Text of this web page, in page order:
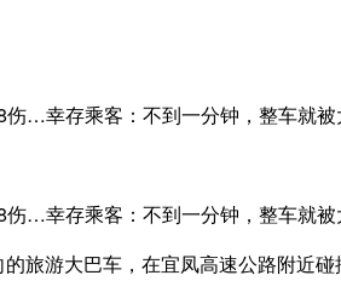
旅游大巴车，在宜凤高速公路附近